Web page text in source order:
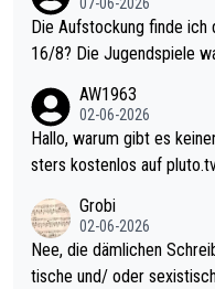
Die Aufstockung finde ich
16/8? Die Jugendspiele waren letztes Jahr durchaus sehr kurz
Allerdings ist Mitchell Lawrie als Nummer 1 der Welt eh
ziert. Somit ändert die
sters erstmal nichts. Ich denke sie wollen damit für nächstes J
ohl wenig WDF Turniere
es Jahr der Fall. Er
den Qualifier und ich
AW1963
02-06-2026
Hallo, warum gibt es keinen Hinweis, dass die Nordic Darts Ma
sters kostenlos auf
Grobi
02-06-2026
Nee, die dämlichen
tische und/ oder